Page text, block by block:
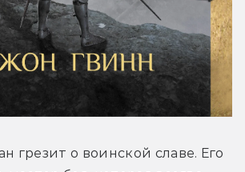
грезит о воинской славе. Его